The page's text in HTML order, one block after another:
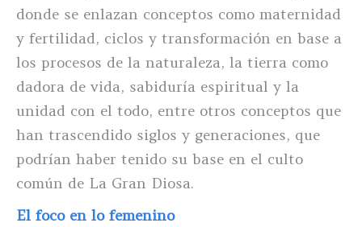
donde se enlazan conceptos como maternidad
y fertilidad, ciclos y transformación en base a
los procesos de la naturaleza, la tierra como
dadora de vida, sabiduría espiritual y la
unidad con el todo, entre otros conceptos que
han trascendido siglos y generaciones, que
podrían haber tenido su base en el culto
común de La Gran Diosa.
El foco en lo femenino